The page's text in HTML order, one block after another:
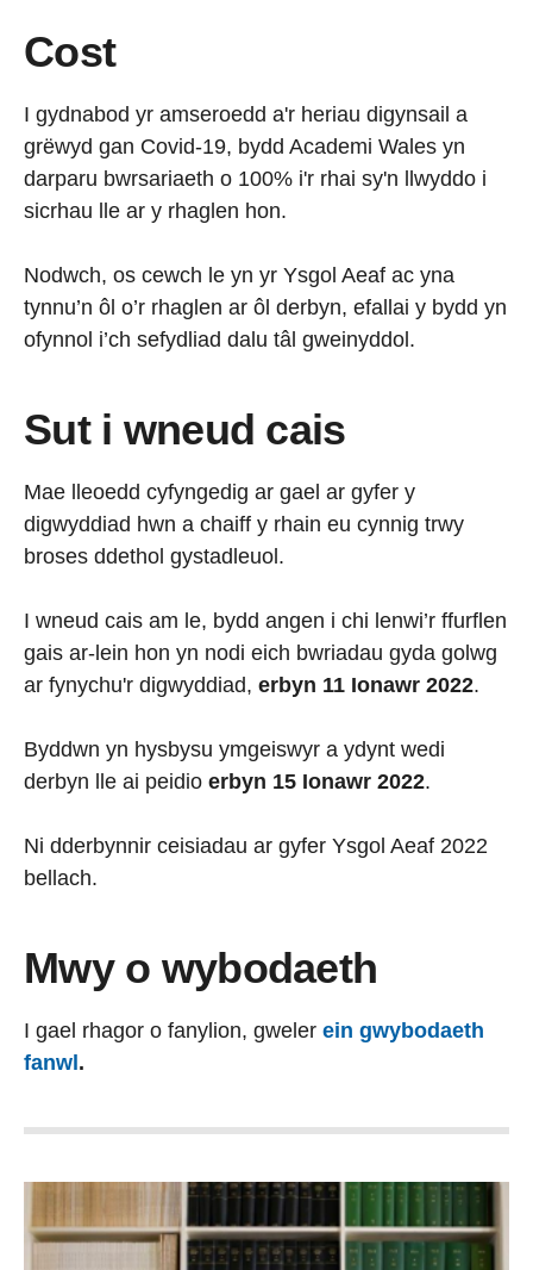
Cost
I gydnabod yr amseroedd a'r heriau digynsail a
grëwyd gan Covid-19, bydd Academi Wales yn
darparu bwrsariaeth o 100% i'r rhai sy'n llwyddo i
sicrhau lle ar y rhaglen hon.
Nodwch, os cewch le yn yr Ysgol Aeaf ac yna
tynnu’n ôl o’r rhaglen ar ôl derbyn, efallai y bydd yn
ofynnol i’ch sefydliad dalu tâl gweinyddol.
Sut i wneud cais
Mae lleoedd cyfyngedig ar gael ar gyfer y
digwyddiad hwn a chaiff y rhain eu cynnig trwy
broses ddethol gystadleuol.
I wneud cais am le, bydd angen i chi lenwi’r ffurflen
gais ar-lein hon yn nodi eich bwriadau gyda golwg
ar fynychu'r digwyddiad, erbyn 11 Ionawr 2022.
Byddwn yn hysbysu ymgeiswyr a ydynt wedi
derbyn lle ai peidio erbyn 15 Ionawr 2022.
Ni dderbynnir ceisiadau ar gyfer Ysgol Aeaf 2022
bellach.
Mwy o wybodaeth
I gael rhagor o fanylion, gweler ein gwybodaeth
fanwl .